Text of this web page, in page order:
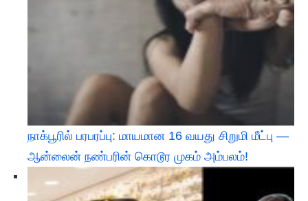
நாக்பூரில் பரபரப்பு: மாயமான 16 வயது சிறுமி மீட்பு —
ஆன்லைன் நண்பரின் கொடூர முகம் அம்பலம்!